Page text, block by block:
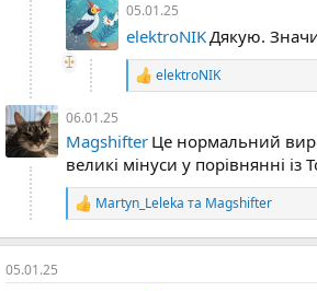
а
к
ї
05.01.25
elektroNIKДякую.
Р
к
ц
і
ї
:
elektroNIK
06.01.25
Magshifter Це нормальний
великі мінуси у порівнянні із
Р
а
ц
Martyn_Leleka та Magshifter
05.01.25